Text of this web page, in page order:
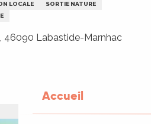
Accueil
LOCALE
SORTIE NATURE
46090 Labastide-Marnhac